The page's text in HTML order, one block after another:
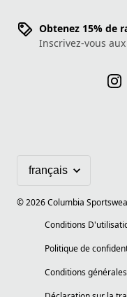
Obtenez 15% de
Inscrivez-vous
©2026Columbia
Conditions
Politique de
Conditions